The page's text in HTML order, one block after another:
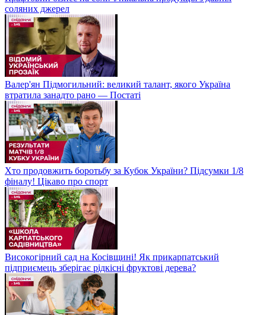
соляних джерел
Валер'ян Підмогильний: великий талант, якого Україна
втратила занадто рано — Постаті
Хто продовжить боротьбу за Кубок України? Підсумки 1/8
фіналу! Цікаво про спорт
Високогірний сад на Косівщині! Як прикарпатський
підприємець зберігає рідкісні фруктові дерева?